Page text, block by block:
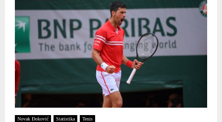
Novak Đoković Statistika Tenis